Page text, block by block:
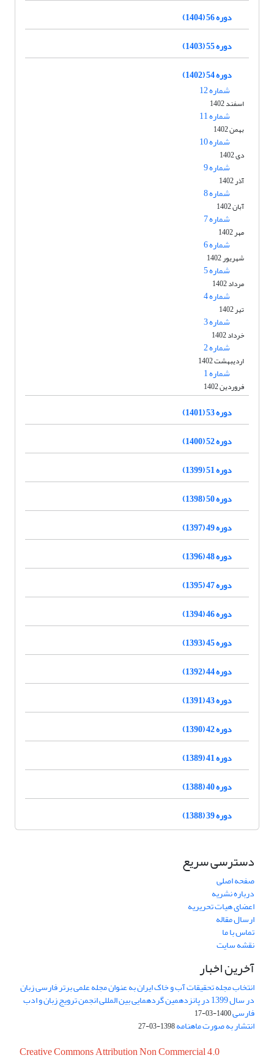
دوره 56 (1404)
دوره 55 (1403)
دوره 54 (1402)
شماره 12
اسفند 1402
شماره 11
بهمن 1402
شماره 10
دی 1402
شماره 9
آذر 1402
شماره 8
آبان 1402
شماره 7
مهر 1402
شماره 6
شهریور 1402
شماره 5
مرداد 1402
شماره 4
تیر 1402
شماره 3
خرداد 1402
شماره 2
اردیبهشت 1402
شماره 1
فروردین 1402
دوره 53 (1401)
دوره 52 (1400)
دوره 51 (1399)
دوره 50 (1398)
دوره 49 (1397)
دوره 48 (1396)
دوره 47 (1395)
دوره 46 (1394)
دوره 45 (1393)
دوره 44 (1392)
دوره 43 (1391)
دوره 42 (1390)
دوره 41 (1389)
دوره 40 (1388)
دوره 39 (1388)
دسترسی سریع
صفحه اصلی
درباره نشریه
اعضای هیات تحریریه
ارسال مقاله
تماس با ما
نقشه سایت
آخرین اخبار
انتخاب مجله تحقیقات آب و خاک ایران به عنوان مجله علمی برتر فارسی زبان
در سال 1399 در پانزدهمین گردهمایی بین المللی انجمن ترویج زبان و ادب
فارسی1400-03-17
انتشار به صورت ماهنامه1398-03-27
Creative Commons Attribution Non Commercial 4.0